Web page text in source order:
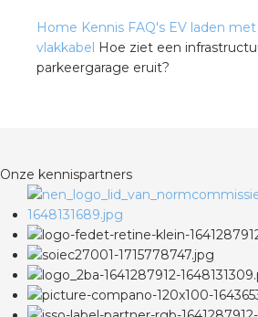
Home Kennis FAQ's EV laden
vlakkabel Hoe ziet een
parkeergarage eruit?
Onze kennispartners